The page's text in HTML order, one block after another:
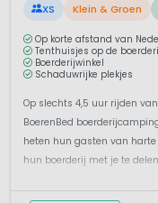
XS Klein & Groen
Op korte afstand van
Tenthuisjes op de
Boerderijwinkel
Schaduwrijke plekjes
Op slechts 4,5 uur rijden
BoerenBed
heten hun gasten van
hun boerderij met je te